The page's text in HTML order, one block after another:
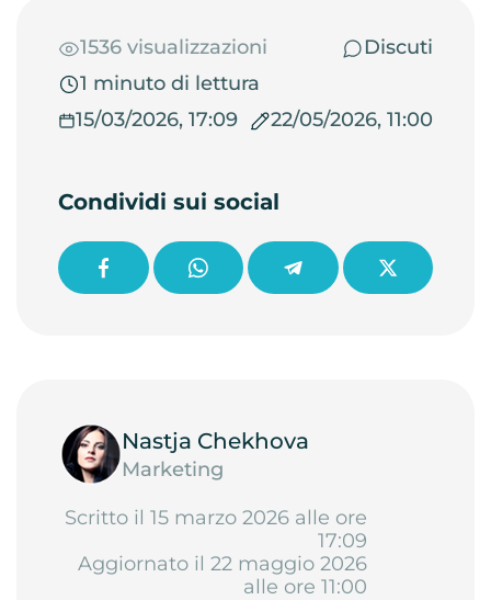
1536 visualizzazioni
Discuti
1 minuto di lettura
15/03/2026, 17:09
22/05/2026, 11:00
Condividi sui social
Nastja Chekhova
Marketing
Scritto il 15 marzo 2026 alle ore
17:09
Aggiornato il 22 maggio 2026
alle ore 11:00